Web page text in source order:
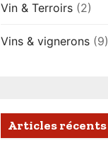
Vin & Terroirs (2)
Vins & vignerons (9)
Articles récents